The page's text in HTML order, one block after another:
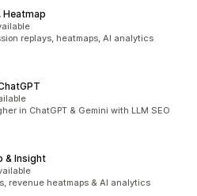
Heatmap
replays, heatmaps, AI analytics
in ChatGPT & Gemini with LLM SEO
& Insight
revenue heatmaps & AI analytics